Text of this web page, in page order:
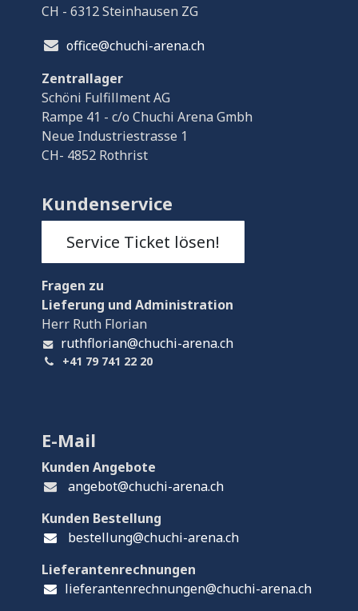
CH - 6312 Steinhausen ZG
office@chuchi-arena.ch
Zentrallager
Schöni Fulfillment AG
Rampe 41 - c/o Chuchi Arena Gmbh
Neue Industriestrasse 1
CH- 4852 Rothrist
Kundenservice
Service Ticket lösen!
Fragen zu
Lieferung und Administration
Herr Ruth Florian
ruthflorian@chuchi-arena.ch
+41 79 741 22 20
E-Mail
Kunden Angebote
angebot@chuchi-arena.ch
Kunden Bestellung
bestellung@chuchi-arena.ch
Lieferantenrechnungen
lieferantenrechnungen@chuchi-arena.ch